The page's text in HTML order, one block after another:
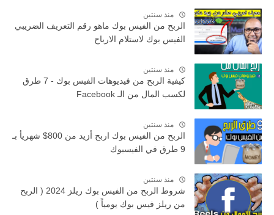
منذ سنتين
الربح من الفيس بوك ماهو رقم التعريف الضريبي
الفيس بوك لاستلام الارباح
منذ سنتين
كيفية الربح من فيديوهات الفيس بوك - 7 طرق
لكسب المال من الـ Facebook
منذ سنتين
الربح من الفيس بوك اربح أزيد من 800$ شهريأ بـ
9 طرق في الفيسبوك
منذ سنتين
شروط الربح من الفيس بوك ريلز 2024 ( الربح
من ريلز فيس بوك يومياً )